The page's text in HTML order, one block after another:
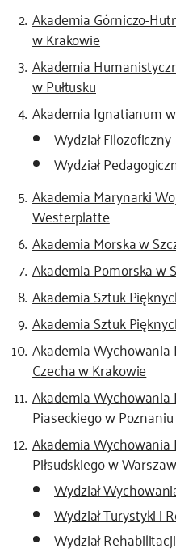
Akademia Górniczo-
w Krakowie
Akademia
w Pułtusku
Akademia Ignatianum
Wydział Filozoficzny
Wydział
Akademia Marynarki
Westerplatte
Akademia Morska w
Akademia Pomorska w
Akademia Sztuk
Akademia Sztuk
Akademia Wychowania
Czecha w Krakowie
Akademia Wychowania
Piaseckiego w Poznaniu
Akademia Wychowania
Piłsudskiego w
Wydział
Wydział Turystyki i
Wydział Rehabilitacji